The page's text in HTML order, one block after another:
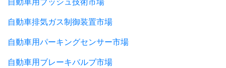
自動車排気ガス制御装置市場
自動車用パーキングセンサー市場
自動車用ブレーキバルブ市場